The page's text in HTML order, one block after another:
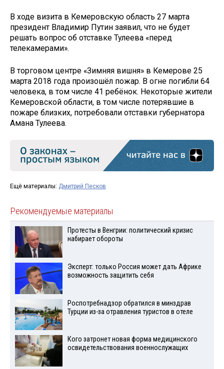
В ходе визита в Кемеровскую область 27 марта
президент Владимир Путин заявил, что не будет
решать вопрос об отставке Тулеева «перед
телекамерами».
В торговом центре «Зимняя вишня» в Кемерове 25
марта 2018 года произошёл пожар. В огне погибли 64
человека, в том числе 41 ребёнок. Некоторые жители
Кемеровской области, в том числе потерявшие в
пожаре близких, потребовали отставки губернатора
Амана Тулеева.
Ещё материалы: Дмитрий Песков
Рекомендуемые материалы
Протесты в Венгрии: политический кризис
набирает обороты
Эксперт: только Россия может дать Африке
возможность защитить себя
Роспотребнадзор обратился в минздрав
Турции из-за отравления туристов в отеле
Кого затронет новая форма медицинского
освидетельствования военнослужащих